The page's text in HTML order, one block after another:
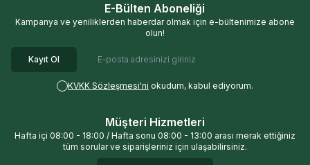
E-Bülten Aboneliği
Kampanya ve yeniliklerden haberdar olmak için e-bültenimize abone
olun!
Kayıt Ol
KVKK Sözleşmesi'ni okudum, kabul ediyorum.
Müşteri Hizmetleri
Hafta içi 08:00 - 18:00 / Hafta sonu 08:00 - 13:00 arası merak ettiğiniz
tüm sorular ve siparişleriniz için ulaşabilirsiniz.